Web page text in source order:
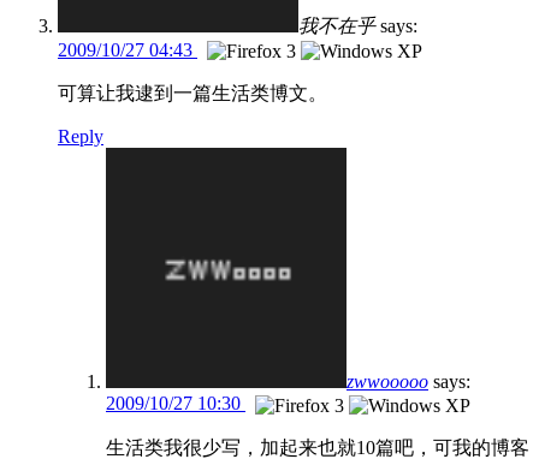
我不在乎 says:
2009/10/27 04:43
可算让我逮到一篇生活类博文。
Reply
zwwooooo says:
2009/10/27 10:30
生活类我很少写，加起来也就10篇吧，可我的博客